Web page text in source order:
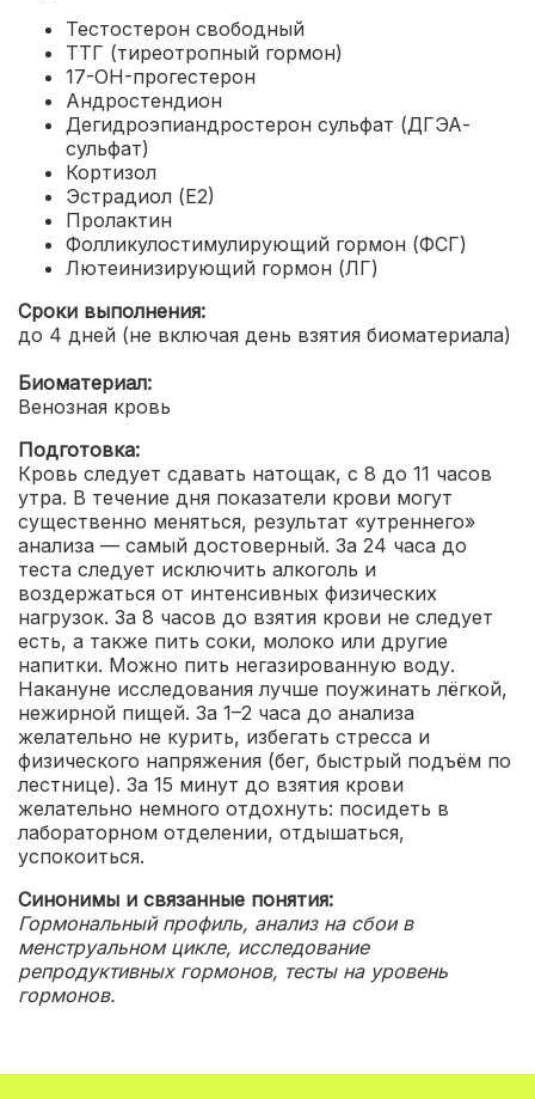
Тестостерон свободный
ТТГ (тиреотропный гормон)
17-OH-прогестерон
Андростендион
Дегидроэпиандростерон сульфат (ДГЭА-
сульфат)
Кортизол
Эстрадиол (Е2)
Пролактин
Фолликулостимулирующий гормон (ФСГ)
Лютеинизирующий гормон (ЛГ)
Сроки выполнения:
до 4 дней (не включая день взятия биоматериала)
Биоматериал:
Венозная кровь
Подготовка:
Кровь следует сдавать натощак, с 8 до 11 часов
утра. В течение дня показатели крови могут
существенно меняться, результат «утреннего»
анализа — самый достоверный. За 24 часа до
теста следует исключить алкоголь и
воздержаться от интенсивных физических
нагрузок. За 8 часов до взятия крови не следует
есть, а также пить соки, молоко или другие
напитки. Можно пить негазированную воду.
Накануне исследования лучше поужинать лёгкой,
нежирной пищей. За 1–2 часа до анализа
желательно не курить, избегать стресса и
физического напряжения (бег, быстрый подъём по
лестнице). За 15 минут до взятия крови
желательно немного отдохнуть: посидеть в
лабораторном отделении, отдышаться,
успокоиться.
Синонимы и связанные понятия:
Гормональный профиль, анализ на сбои в
менструальном цикле, исследование
репродуктивных гормонов, тесты на уровень
гормонов.